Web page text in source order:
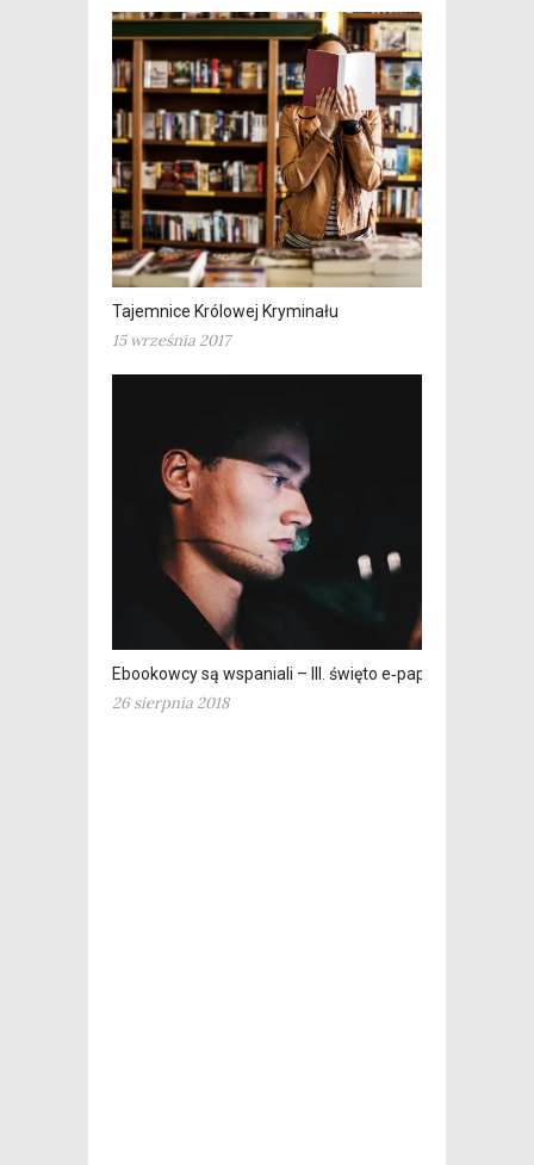
Tajemnice Królowej Kryminału
15 września 2017
Ebookowcy są wspaniali – III. święto e‑papieru
26 sierpnia 2018